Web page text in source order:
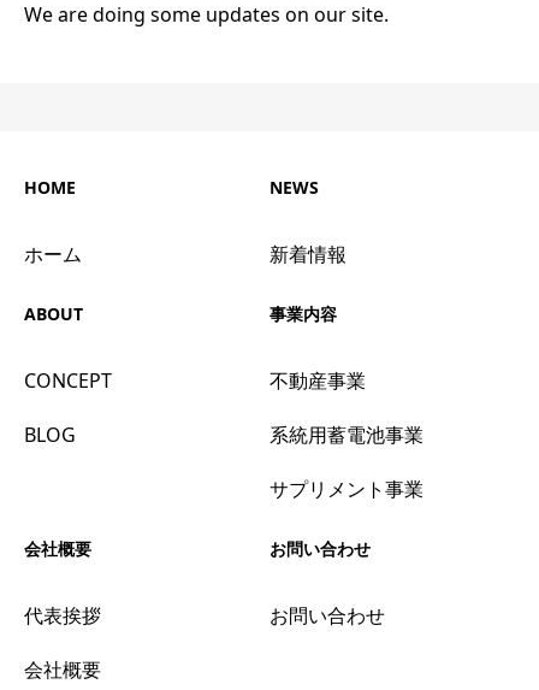
We are doing some updates on our site.
HOME
ホーム
NEWS
新着情報
ABOUT
CONCEPT
BLOG
事業内容
不動産事業
系統用蓄電池事業
サプリメント事業
会社概要
代表挨拶
会社概要
お問い合わせ
お問い合わせ